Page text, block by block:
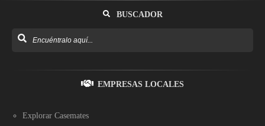
BUSCADOR
EMPRESAS LOCALES
Explorar Casemates